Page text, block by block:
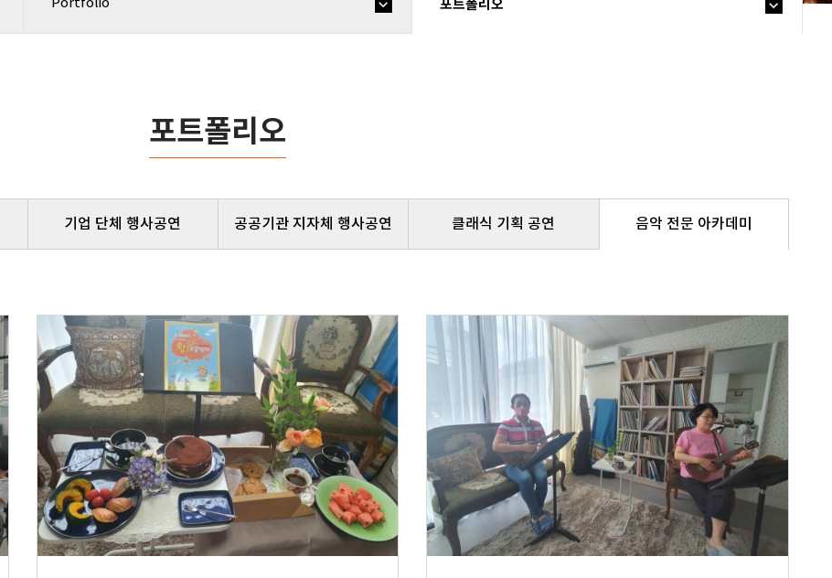
Portfolio 포트폴리오
포트폴리오
기업 단체 행사공연 공공기관 지자체 행사공연 클래식 기획 공연 음악 전문 아카데미